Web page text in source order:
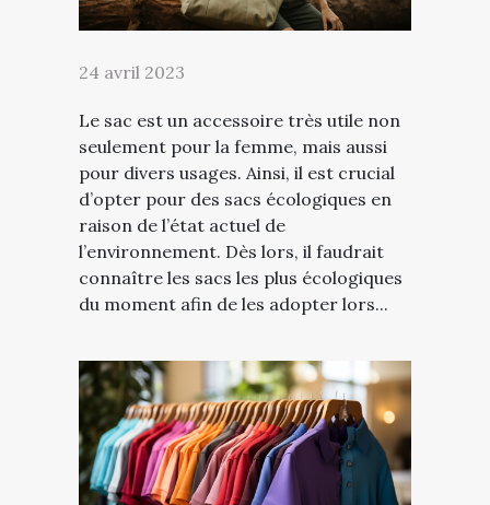
24 avril 2023
Le sac est un accessoire très utile non
seulement pour la femme, mais aussi
pour divers usages. Ainsi, il est crucial
d’opter pour des sacs écologiques en
raison de l’état actuel de
l’environnement. Dès lors, il faudrait
connaître les sacs les plus écologiques
du moment afin de les adopter lors...